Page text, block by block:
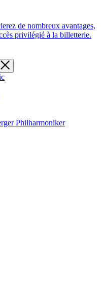
de nombreux avantages,
privilégié à la billetterie.
Philharmoniker